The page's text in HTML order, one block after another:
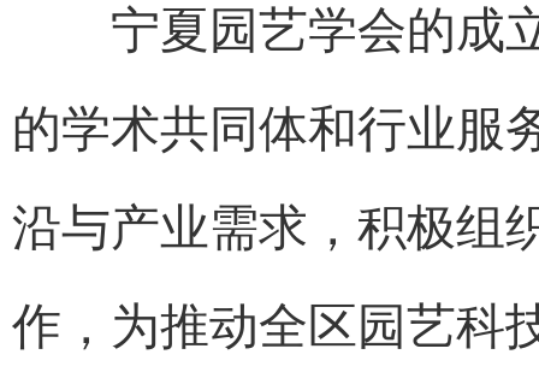
宁夏园艺学会的成立
的学术共同体和行业服
沿与产业需求，积极组
作，为推动全区园艺科